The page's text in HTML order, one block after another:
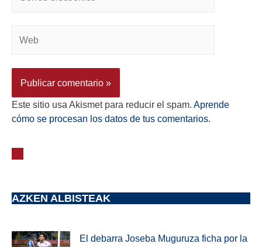
Este sitio usa Akismet para reducir el spam. Aprende
cómo se procesan los datos de tus comentarios.
AZKEN ALBISTEAK
El debarra Joseba Muguruza ficha por la